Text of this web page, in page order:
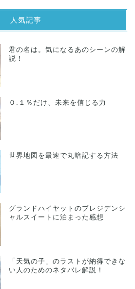
人気記事
君の名は。気になるあのシーンの解
説！
０.１％だけ、未来を信じる力
世界地図を最速で丸暗記する方法
グランドハイヤットのプレジデンシ
ャルスイートに泊まった感想
「天気の子」のラストが納得できな
い人のためのネタバレ解説！